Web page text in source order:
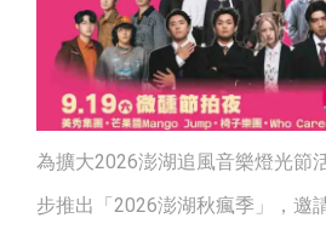
為擴大2026澎湖追風音樂燈光節
步推出「2026澎湖秋瘋季」，邀